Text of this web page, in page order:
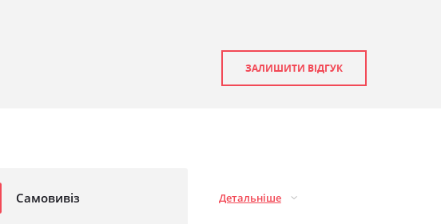
ЗАЛИШИТИ ВІДГУК
Самовивіз Детальніше